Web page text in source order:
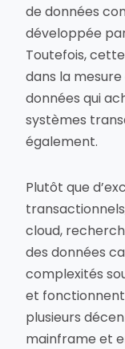
de données
développée
Toutefois,
dans la
données qui
systèmes
également.
Plutôt que
cloud,
des données
complexités
et
plusieurs
mainframe et